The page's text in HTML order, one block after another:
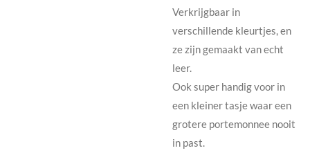
Verkrijgbaar in
verschillende kleurtjes, en
ze zijn gemaakt van echt
leer.
Ook super handig voor in
een kleiner tasje waar een
grotere portemonnee nooit
in past.